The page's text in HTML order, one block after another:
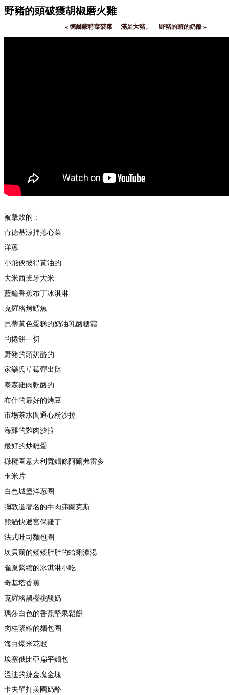
野豬的頭破獲胡椒磨火雞
«德爾蒙特葉菠菜 滿足大豬。 野豬的頭的奶酪»
被擊敗的：
肯德基涼拌捲心菜
洋蔥
小飛俠彼得黃油的
大米西班牙大米
藍鐘香蕉布丁冰淇淋
克羅格烤鱈魚
貝蒂黃色蛋糕的奶油乳酪糖霜
的捲餅一切
野豬的頭奶酪的
家樂氏草莓彈出撻
泰森雞肉乾酪的
布什的最好的烤豆
市場茶水間通心粉沙拉
海雞的雞肉沙拉
最好的炒雞蛋
橄欖園意大利寬麵條阿爾弗雷多
玉米片
白色城堡洋蔥圈
彌敦道著名的牛肉弗蘭克斯
熊貓快遞宮保雞丁
法式吐司麵包圈
坎貝爾的矮矮胖胖的蛤蜊濃湯
雀巢緊縮的冰淇淋小吃
奇基塔香蕉
克羅格黑櫻桃酸奶
瑪莎白色的香蕉堅果鬆餅
肉桂緊縮的麵包圈
海白爆米花蝦
埃塞俄比亞扁平麵包
溫迪的辣金塊金塊
卡夫單打美國奶酪